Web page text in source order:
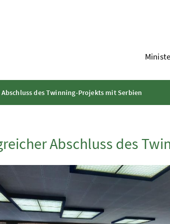
des Twinning-Projekts mit Serbien
Abschluss des